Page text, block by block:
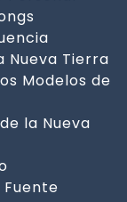
Nueva Tierra
Modelos de
la Nueva
Fuente